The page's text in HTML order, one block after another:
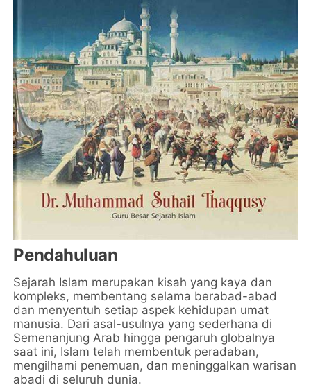
Pendahuluan
Sejarah Islam merupakan kisah yang kaya dan
kompleks, membentang selama berabad-abad
dan menyentuh setiap aspek kehidupan umat
manusia. Dari asal-usulnya yang sederhana di
Semenanjung Arab hingga pengaruh globalnya
saat ini, Islam telah membentuk peradaban,
mengilhami penemuan, dan meninggalkan warisan
abadi di seluruh dunia.